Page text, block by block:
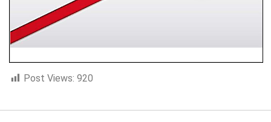
Post Views: 920